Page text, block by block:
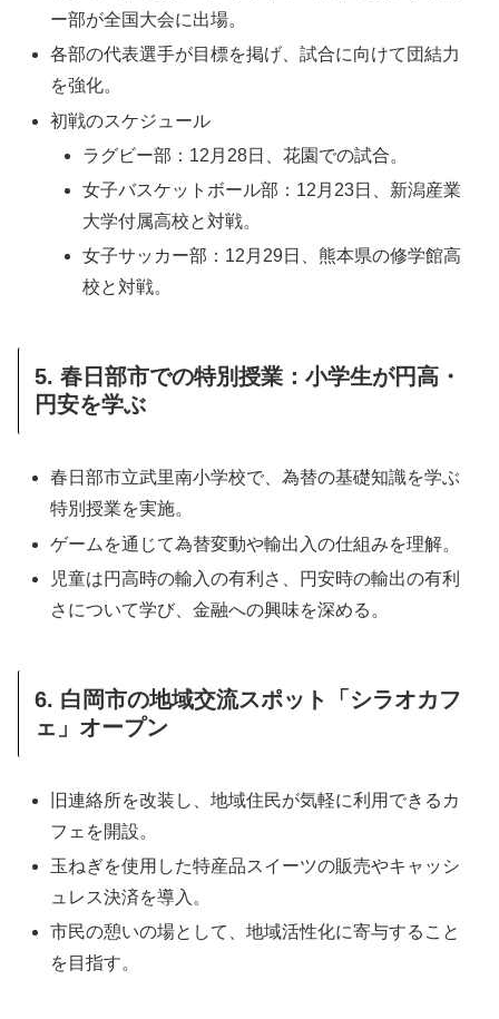
ー部が全国大会に出場。
各部の代表選手が目標を掲げ、試合に向けて団結力
を強化。
初戦のスケジュール
ラグビー部：12月28日、花園での試合。
女子バスケットボール部：12月23日、新潟産業
大学付属高校と対戦。
女子サッカー部：12月29日、熊本県の修学館高
校と対戦。
5. 春日部市での特別授業：小学生が円高・
円安を学ぶ
春日部市立武里南小学校で、為替の基礎知識を学ぶ
特別授業を実施。
ゲームを通じて為替変動や輸出入の仕組みを理解。
児童は円高時の輸入の有利さ、円安時の輸出の有利
さについて学び、金融への興味を深める。
6. 白岡市の地域交流スポット「シラオカフ
ェ」オープン
旧連絡所を改装し、地域住民が気軽に利用できるカ
フェを開設。
玉ねぎを使用した特産品スイーツの販売やキャッシ
ュレス決済を導入。
市民の憩いの場として、地域活性化に寄与すること
を目指す。